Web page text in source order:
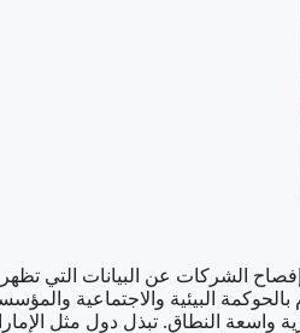
الشركات عن البيانات التي
بالحوكمة البيئية والاجتماعية
النطاق. تبذل دول مثل